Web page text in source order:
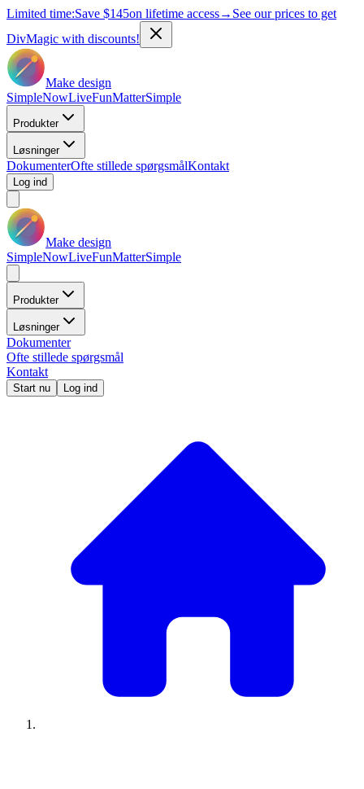
Limited time:Save $145on lifetime access→ See our prices to get
DivMagic with discounts!
Make design
SimpleNowLiveFunMatterSimple
Produkter
Løsninger
DokumenterOfte stillede spørgsmålKontakt
Log ind
Make design
SimpleNowLiveFunMatterSimple
Produkter
Løsninger
Dokumenter
Ofte stillede spørgsmål
Kontakt
Start nu Log ind